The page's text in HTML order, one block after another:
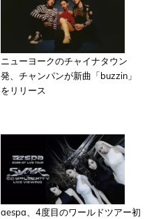
ニューヨークのチャイナタウン
発、チャンパンが新曲「buzzin」
をリリース
aespa、4度目のワールドツアー初